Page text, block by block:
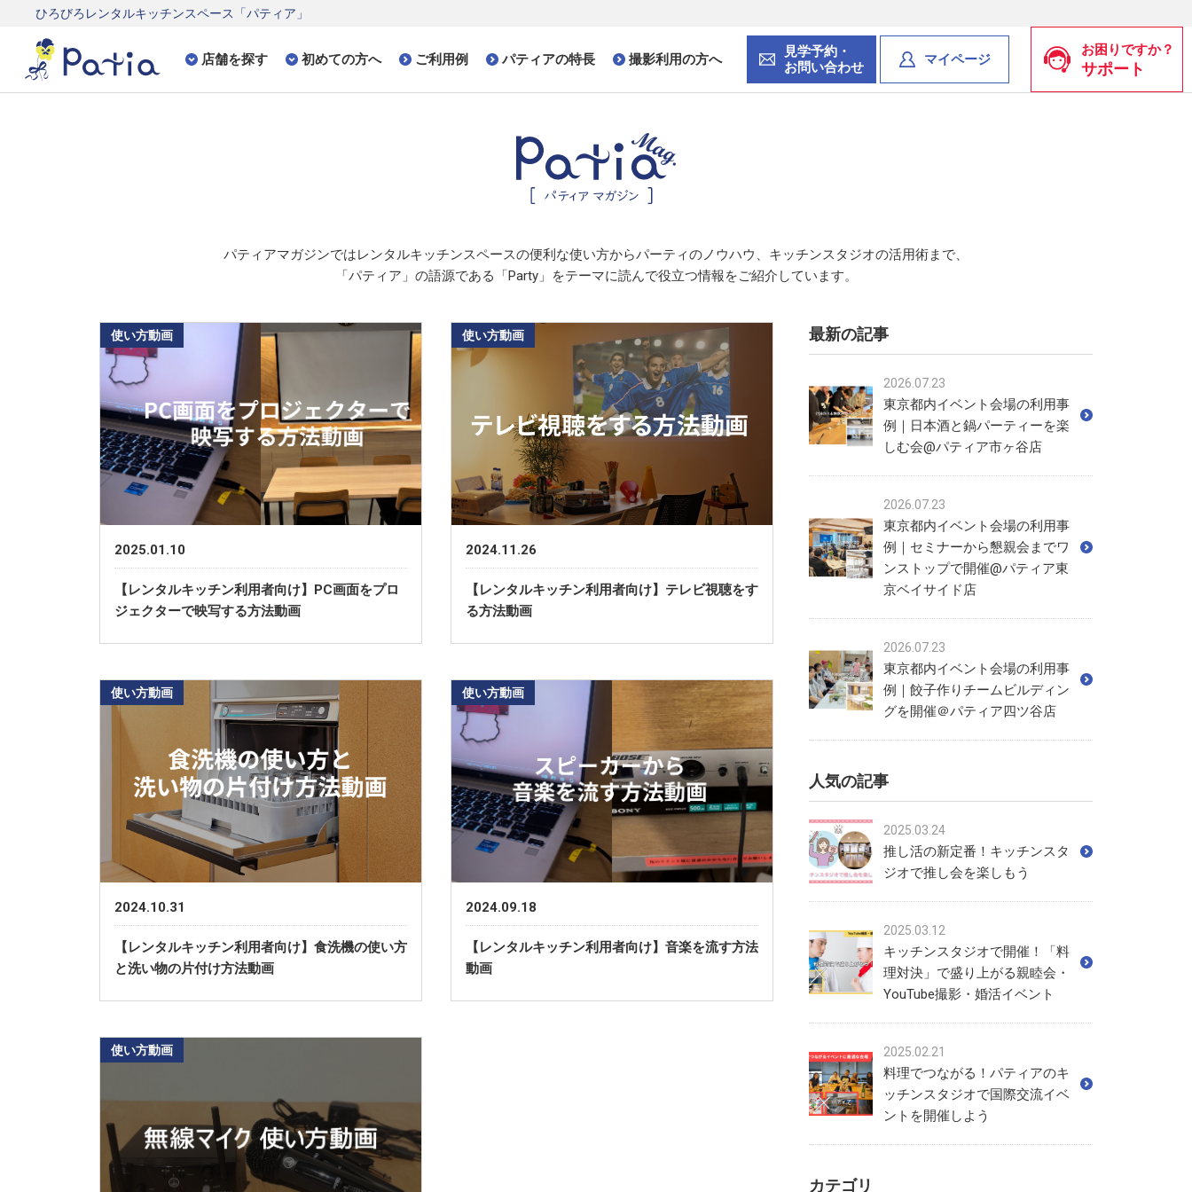
ひろびろレンタルキッチンスペース「パティア」
店舗を探す 初めての方へ ご利用例 パティアの特長 撮影利用の方へ
見学予約・
お問い合わせ
マイページ
お困りですか？
サポート
パティアマガジンではレンタルキッチンスペースの便利な使い方からパーティのノウハウ、 キッチンスタジオの活用術まで、
「パティア」の語源である「Party」をテーマに読んで役立つ情報をご紹介しています。
使い方動画
2025.01.10
【レンタルキッチン利用者向け】PC画面をプロ
ジェクターで映写する方法動画
使い方動画
2024.11.26
【レンタルキッチン利用者向け】テレビ視聴をす
る方法動画
使い方動画
2024.10.31
【レンタルキッチン利用者向け】食洗機の使い方
と洗い物の片付け方法動画
使い方動画
2024.09.18
【レンタルキッチン利用者向け】音楽を流す方法
動画
使い方動画
最新の記事
2026.07.23
東京都内イベント会場の利用事
例｜日本酒と鍋パーティーを楽
しむ会@パティア市ヶ谷店
2026.07.23
東京都内イベント会場の利用事
例｜セミナーから懇親会までワ
ンストップで開催@パティア東
京ベイサイド店
2026.07.23
東京都内イベント会場の利用事
例｜餃子作りチームビルディン
グを開催＠パティア四ツ谷店
人気の記事
2025.03.24
推し活の新定番！キッチンスタ
ジオで推し会を楽しもう
2025.03.12
キッチンスタジオで開催！「料
理対決」で盛り上がる親睦会・
YouTube撮影・婚活イベント
2025.02.21
料理でつながる！パティアのキ
ッチンスタジオで国際交流イベ
ントを開催しよう
カテゴリ